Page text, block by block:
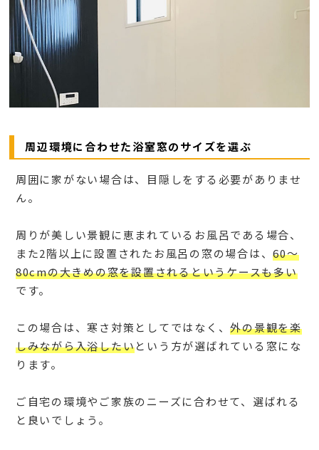
周辺環境に合わせた浴室窓のサイズを選ぶ
周囲に家がない場合は、目隠しをする必要がありませ
ん。
周りが美しい景観に恵まれているお風呂である場合、
また2階以上に設置されたお風呂の窓の場合は、60〜
80cmの大きめの窓を設置されるというケースも多い
です。
この場合は、寒さ対策としてではなく、外の景観を楽
しみながら入浴したいという方が選ばれている窓にな
ります。
ご自宅の環境やご家族のニーズに合わせて、選ばれる
と良いでしょう。